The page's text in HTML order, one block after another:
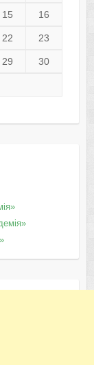
15 16
22 23
29 30